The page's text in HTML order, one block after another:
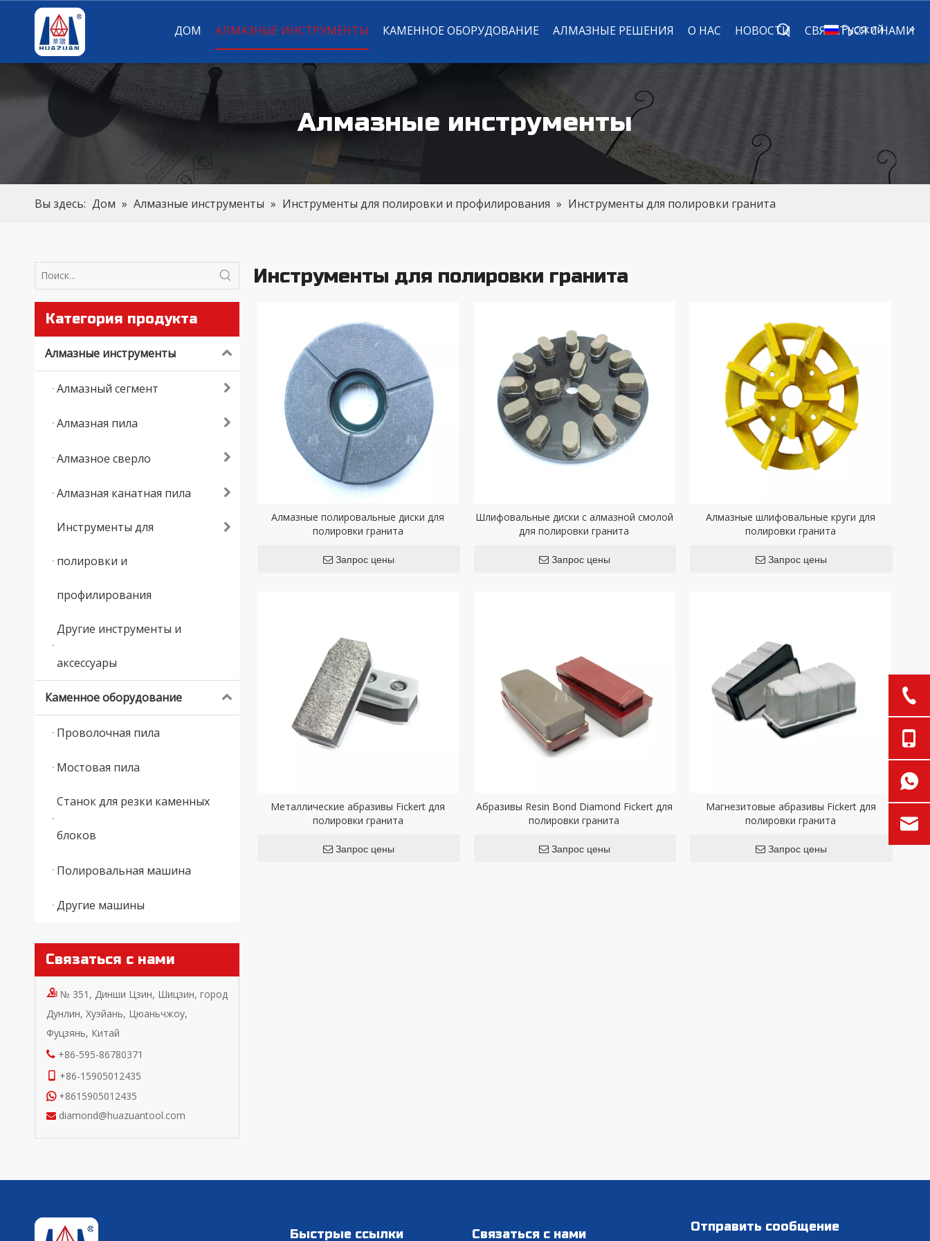
ДОМ АЛМАЗНЫЕ ИНСТРУМЕНТЫ КАМЕННОЕ ОБОРУДОВАНИЕ АЛМАЗНЫЕ РЕШЕНИЯ О НАС НОВОСТИ СВЯЗАТЬСЯ С НАМИ
Pусский
Алмазные инструменты
Вы здесь: Дом » Алмазные инструменты » Инструменты для полировки и профилирования » Инструменты для полировки гранита
Категория продукта
Алмазные инструменты
Алмазный сегмент
Алмазная пила
Алмазное сверло
Алмазная канатная пила
Инструменты для
полировки и
профилирования
Другие инструменты и
аксессуары
Каменное оборудование
Проволочная пила
Мостовая пила
Станок для резки каменных
блоков
Полировальная машина
Другие машины
Связаться с нами
№ 351, Динши Цзин, Шицзин, город
Дунлин, Хуэйань, Цюаньчжоу,
Фуцзянь, Китай
 +86-595-86780371
+86-15905012435
 +8615905012435
 diamond@huazuantool.com
Инструменты для полировки гранита
Алмазные полировальные диски для
полировки гранита
Запрос цены
Шлифовальные диски с алмазной смолой
для полировки гранита
Запрос цены
Алмазные шлифовальные круги для
полировки гранита
Запрос цены
Металлические абразивы Fickert для
полировки гранита
Запрос цены
Абразивы Resin Bond Diamond Fickert для
полировки гранита
Запрос цены
Магнезитовые абразивы Fickert для
полировки гранита
Запрос цены
Быстрые ссылки Связаться с нами Отправить сообщение